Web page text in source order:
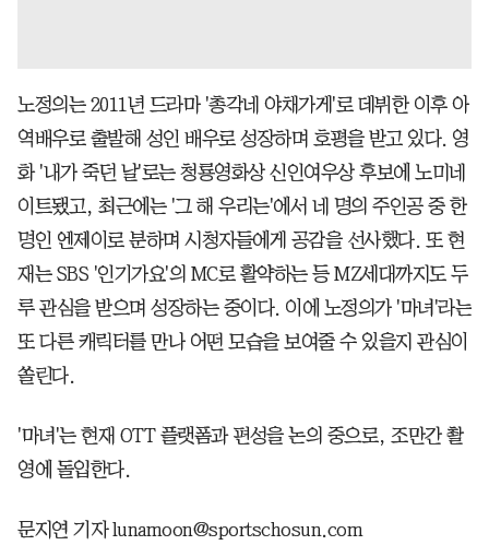
노정의는 2011년 드라마 '총각네 야채가게'로 데뷔한 이후 아
역배우로 출발해 성인 배우로 성장하며 호평을 받고 있다. 영
화 '내가 죽던 날'로는 청룡영화상 신인여우상 후보에 노미네
이트됐고, 최근에는 '그 해 우리는'에서 네 명의 주인공 중 한
명인 엔제이로 분하며 시청자들에게 공감을 선사했다. 또 현
재는 SBS '인기가요'의 MC로 활약하는 등 MZ세대까지도 두
루 관심을 받으며 성장하는 중이다. 이에 노정의가 '마녀'라는
또 다른 캐릭터를 만나 어떤 모습을 보여줄 수 있을지 관심이
쏠린다.
'마녀'는 현재 OTT 플랫폼과 편성을 논의 중으로, 조만간 촬
영에 돌입한다.
문지연 기자 lunamoon@sportschosun.com